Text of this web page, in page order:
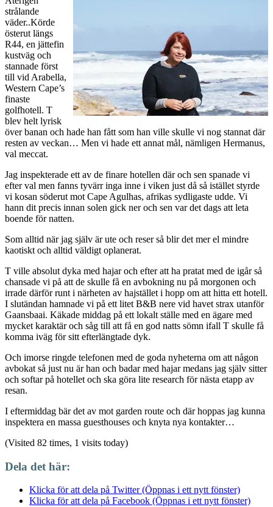
strålande
väder..Körde
österut längs
R44, en jättefin
kustväg och
stannade först
till vid Arabella,
Western Cape’s
finaste
golfhotell. T
blev helt lyrisk
över banan och hade han fått som han ville skulle vi nog stannat där
resten av veckan… Men vi hade ett annat mål, nämligen Hermanus,
val meccat.
Jag inspekterade ett av de finare hotellen där och sen spanade vi
efter val men fanns tyvärr inga inne i viken just då så istället styrde
vi kosan söderut mot Cape Agulhas, afrikas sydligaste udde. Vi
hann dit precis innan solen gick ner och sen var det dags att leta
boende för natten.
Som alltid när jag själv är ute och reser så blir det mer el mindre
kaotiskt och alltid väldigt oplanerat.
T ville absolut dyka med hajar och efter att ha pratat med de igår så
chansade vi på att de skulle få en avbokning nu på morgonen och
irrade därför runt i närheten av hajstället i hopp om att hitta ett hotell.
I slutändan hamnade vi på ett litet B&B nere vid havet strax utanför
Gaansbaai. Käkade middag på ett lokalt ställe med en ägare med
mycket karaktär och såg till att få en god natts sömn ifall T skulle få
komma iväg för sitt efterlängtade dyk.
Och imorse ringde telefonen med de goda nyheterna om att någon
avbokat så just nu är han och badar med hajar medans jag själv sitter
och softar på hotellet och ska göra lite research för nästa etapp av
resan.
I eftermiddag bär det av mot garden route och där hoppas jag kunna
inspektera en massa guesthouses och knyta nya kontakter…
(Visited 82 times, 1 visits today)
Dela det här:
Klicka för att dela på Twitter (Öppnas i ett nytt fönster)
Klicka för att dela på Facebook (Öppnas i ett nytt fönster)